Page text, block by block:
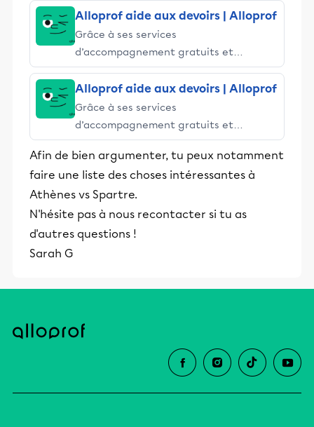
Alloprof aide aux devoirs | Alloprof
Grâce à ses services
d’accompagnement gratuits et
stimulants, Alloprof engage les élèves
et leurs parents dans la réussite
éducative.
Alloprof aide aux devoirs | Alloprof
Grâce à ses services
d’accompagnement gratuits et
stimulants, Alloprof engage les élèves
et leurs parents dans la réussite
éducative.
Afin de bien argumenter, tu peux notamment
faire une liste des choses intéressantes à
Athènes vs Spartre.
N'hésite pas à nous recontacter si tu as
d'autres questions !
Sarah G